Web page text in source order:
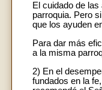
El cuidado de
parroquia. Pero
que los ayuden
Para dar más
a la misma
2) En el
fundados en la